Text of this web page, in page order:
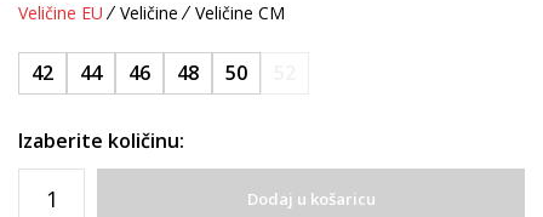
Veličine EU Veličine Veličine CM
42 44 46 48 50
Izaberite količinu:
Dodaj u košaricu